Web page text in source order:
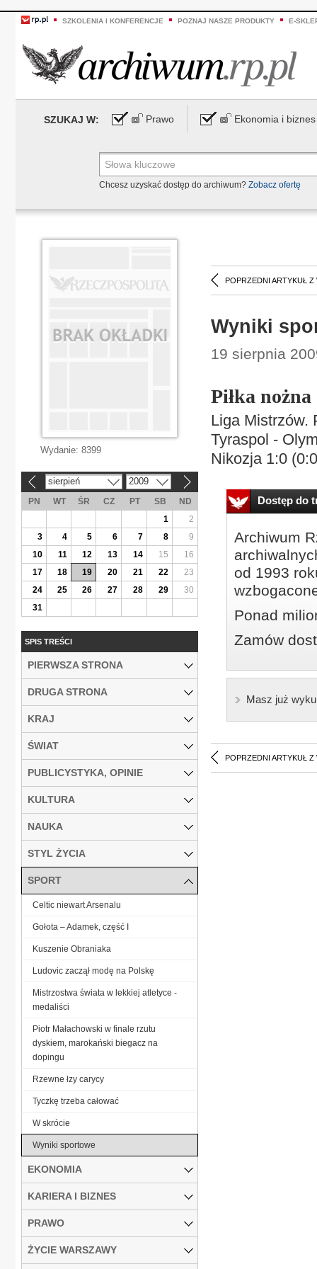
SZKOLENIA I KONFERENCJE POZNAJ NASZE PRODUKTY E-
SZUKAJ W: Prawo Ekonomia i biznes
Chcesz uzyskać dostęp do archiwum? Zobacz ofertę
POPRZEDNI ARTYKUŁ Z
Wyniki
19 sierpnia
Piłka nożna
Liga Mistrzów.
Tyraspol -
Nikozja 1:0
Dostęp do
Archiwum
od 1993
Ponad
Zamów
Masz już
POPRZEDNI ARTYKUŁ Z
Wydanie: 8399
sierpień 2009
PN WT ŚR CZ PT SB
ND
1
2
3
4 5 6 7 8
9
10
11 12 13 14 15
16
17
18 19 20 21 22
23
24
25 26 27 28 29
30
31
SPIS TREŚCI
PIERWSZA STRONA
DRUGA STRONA
KRAJ
ŚWIAT
PUBLICYSTYKA, OPINIE
KULTURA
NAUKA
STYL ŻYCIA
SPORT
Celtic niewart Arsenalu
Gołota – Adamek, część I
Kuszenie Obraniaka
Ludovic zaczął modę na Polskę
Mistrzostwa świata w lekkiej atletyce -
medaliści
Piotr Małachowski w finale rzutu
dyskiem, marokański biegacz na
dopingu
Rzewne łzy carycy
Tyczkę trzeba całować
W skrócie
Wyniki sportowe
EKONOMIA
KARIERA I BIZNES
PRAWO
ŻYCIE WARSZAWY